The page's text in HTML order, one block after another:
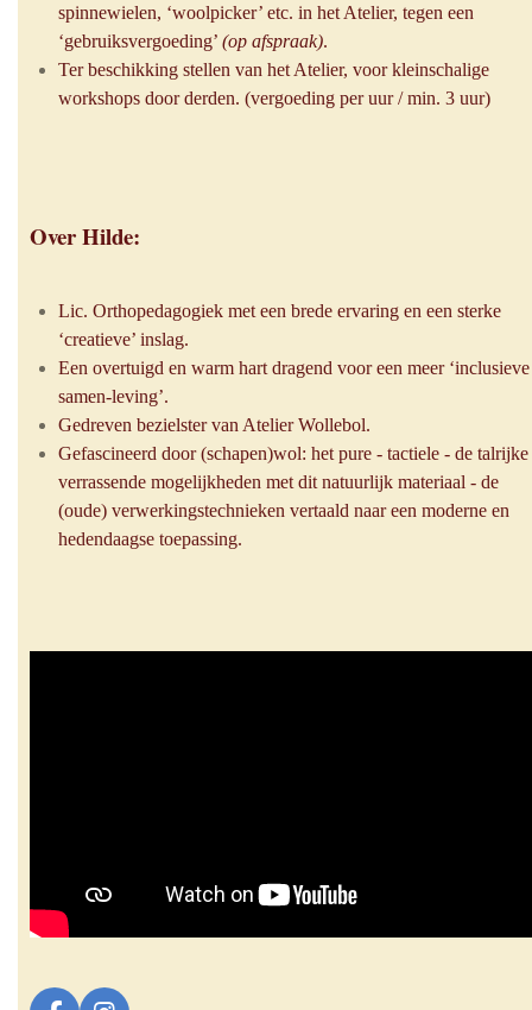
spinnewielen, ‘woolpicker’ etc. in het Atelier, tegen een
‘gebruiksvergoeding’ (op afspraak).
Ter beschikking stellen van het Atelier, voor kleinschalige
workshops door derden. (vergoeding per uur / min. 3 uur)
Over Hilde:
Lic. Orthopedagogiek met een brede ervaring en een sterke
‘creatieve’ inslag.
Een overtuigd en warm hart dragend voor een meer ‘inclusieve
samen-leving’.
Gedreven bezielster van Atelier Wollebol.
Gefascineerd door (schapen)wol: het pure - tactiele - de talrijke
verrassende mogelijkheden met dit natuurlijk materiaal - de
(oude) verwerkingstechnieken vertaald naar een moderne en
hedendaagse toepassing.